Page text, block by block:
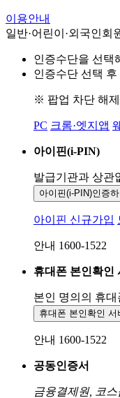
이용안내
일반·어린이·외국인회
인증수단을 선택
인증수단 선택
※ 팝업 차단 해
PC 크롬·엣지앱
아이핀(i-PIN)
발급기관과 상관
아이핀(i-PIN)인증
아이핀 신규가입
안내 1600-1522
휴대폰 본인확인
본인 명의의 휴대
휴대폰 본인확인 서
안내 1600-1522
공동인증서
금융결제원, 코